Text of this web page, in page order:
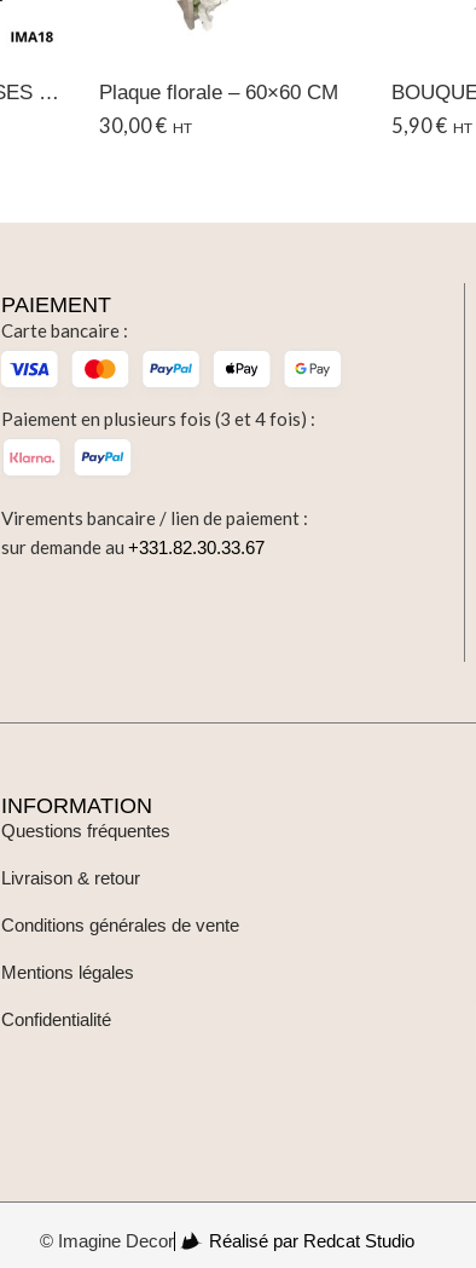
BOUQUET DE 9 ROSES – 18
Plaque florale – 60×60 CM
30,00€ HT
5,90€ HT
PAIEMENT
Carte bancaire :
Paiement en plusieurs fois (3 et 4 fois) :
Virements bancaire / lien de paiement :
sur demande au+331.82.30.33.67
INFORMATION
Questions fréquentes
Livraison & retour
Conditions générales de vente
Mentions légales
Confidentialité
© Imagine Decor Réalisé par Redcat Studio